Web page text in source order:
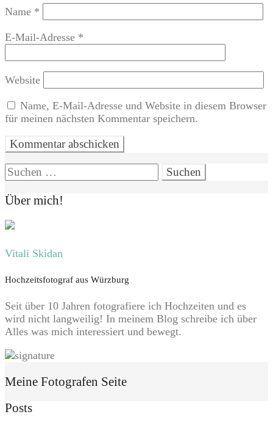
Name *
E-Mail-Adresse *
Website
Name, E-Mail-Adresse und Website in diesem Browser
für meinen nächsten Kommentar speichern.
Suchen
nach:
Über mich!
Vitali Skidan
Hochzeitsfotograf aus Würzburg
Seit über 10 Jahren fotografiere ich Hochzeiten und es
wird nicht langweilig! In meinem Blog schreibe ich über
Alles was mich interessiert und bewegt.
Meine Fotografen Seite
Posts